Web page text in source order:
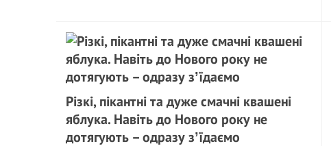
Різкі, пікантні та дуже смачні квашені
яблука. Навіть до Нового року не
дотягують – одразу зʼїдаємо